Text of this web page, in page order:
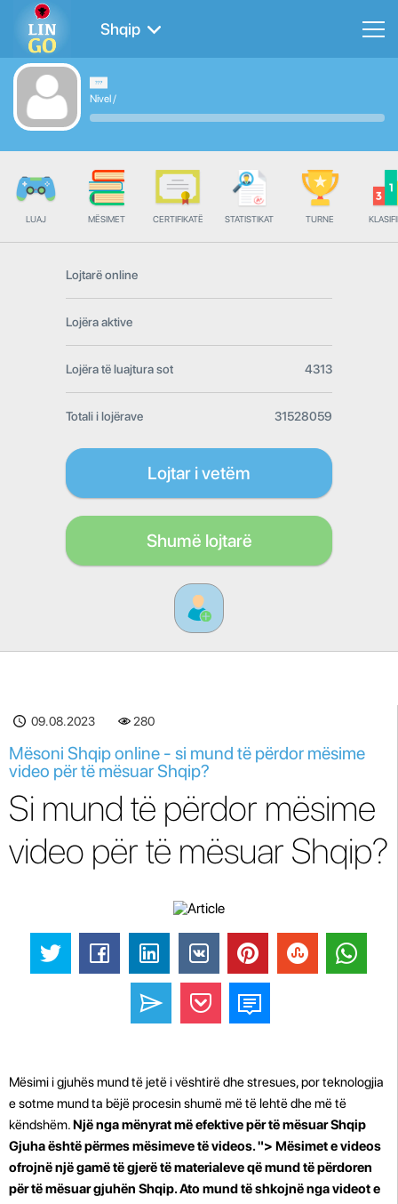
Shqip
Nivel/
LUAJ MËSIMET CERTIFIKATË STATISTIKAT TURNE
Lojtarë online
Lojëra aktive
Lojëra të luajtura sot 4313
Totali i lojërave 31528059
Lojtar i vetëm
Shumë lojtarë
09.08.2023 280
Mësoni Shqip online - si mund të përdor mësime
video për të mësuar Shqip?
Si mund të përdor mësime
video për të mësuar Shqip?
Mësimi i gjuhës mund të jetë i vështirë dhe stresues, por teknologjia
e sotme mund ta bëjë procesin shumë më të lehtë dhe më të
këndshëm.Një nga mënyrat më efektive për të mësuar Shqip
Gjuha është përmes mësimeve të videos. "> Mësimet e videos
ofrojnë një gamë të gjerë të materialeve që mund të përdoren
për të mësuar gjuhën Shqip. Ato mund të shkojnë nga videot e